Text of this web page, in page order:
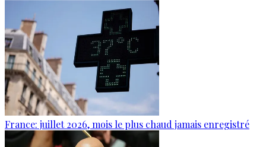
France: juillet 2026, mois le plus chaud jamais enregistré